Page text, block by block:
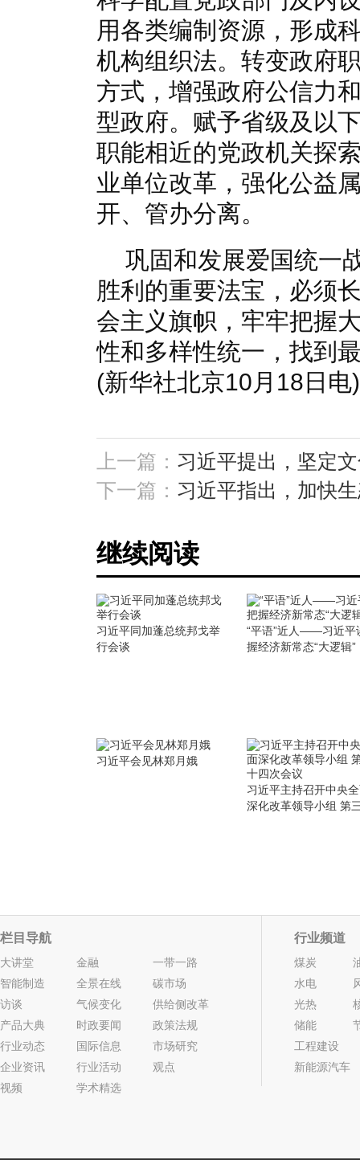
用各类编制资源，形成
机构组织法。转变政府
方式，增强政府公信力
型政府。赋予省级及以
职能相近的党政机关探
业单位改革，强化公益
开、管办分离。
巩固和发展爱国统一
胜利的重要法宝，必须
会主义旗帜，牢牢把握
性和多样性统一，找到
(新华社北京10月18日电)
上一篇： 习近平提出，坚定
下一篇： 习近平指出，加快
继续阅读
习近平同加蓬总统邦戈举
行会谈
“平语”近人——习近平
握经济新常态“大逻辑”
习近平会见林郑月娥
习近平主持召开中央
深化改革领导小组 第
栏目导航
大讲堂 金融
一带一路
智能制造
全景在线
碳市场
访谈
气候变化
供给侧改革
产品大典
时政要闻
政策法规
行业动态
国际信息
市场研究
企业资讯
行业活动
观点
视频
学术精选
行业频道
煤炭
水电
光热
储能
工程建设
新能源汽车